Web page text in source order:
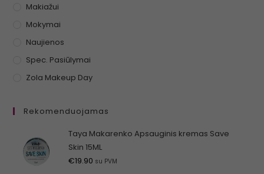
Makiažui
Mokymai
Naujienos
Spec. Pasiūlymai
Zola Makeup Day
Rekomenduojamas
Taya Makarenko Apsauginis kremas Save
Skin 15ML
€19.90 su PVM